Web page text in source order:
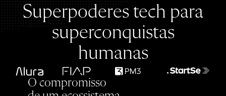
Superpoderes tech para
superconquistas
humanas
O compromisso